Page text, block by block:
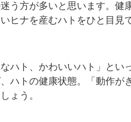
う方が多いと思います。健
ヒナを産むハトをひと目見
ハト、かわいいハト」とい
ハトの健康状態。「動作が
ょう。